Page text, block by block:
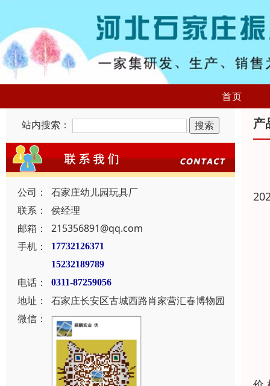
首页
站内搜索：
公司：
石家庄幼儿园玩具厂
联系：
侯经理
邮箱：
215356891@qq.com
手机：
17732126371
15232189789
电话： 0311-87259056
地址：
石家庄长安区古城西路肖家营汇春博物园
微信：
产